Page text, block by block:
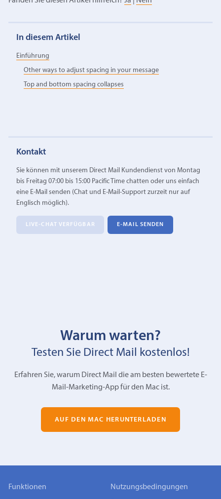
In diesem Artikel
Einführung
Other ways to adjust spacing in your message
Top and bottom spacing collapses
Kontakt
Sie können mit unserem Direct Mail Kundendienst von Montag
bis Freitag 07:00 bis 15:00 Pacific Time chatten oder uns einfach
eine E‑Mail senden (Chat und E-Mail-Support zurzeit nur auf
Englisch möglich).
LIVE-CHAT VERFÜGBAR E‑MAIL SENDEN
Warum warten?
Testen Sie Direct Mail kostenlos!
Erfahren Sie, warum Direct Mail die am besten bewertete E-
Mail-Marketing-App für den Mac ist.
AUF DEN MAC HERUNTERLADEN
Funktionen Nutzungsbedingungen